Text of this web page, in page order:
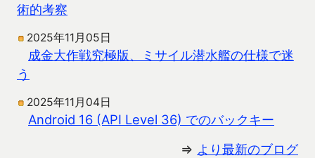
術的考察
2025年11月05日
成金大作戦究極版、ミサイル潜水艦の仕様で迷
う
2025年11月04日
Android 16 (API Level 36) でのバックキー
⇒ より最新のブログ